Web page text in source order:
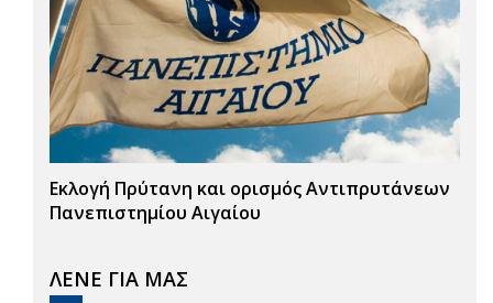
Εκλογή Πρύτανη και ορισμός Αντιπρυτάνεων
Πανεπιστημίου Αιγαίου
ΛΕΝΕ ΓΙΑ ΜΑΣ